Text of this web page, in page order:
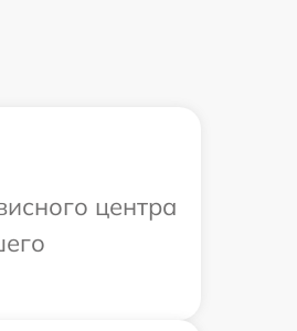
центра